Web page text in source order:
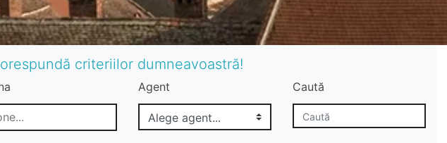
criteriilor dumneavoastră!
Agent Caută